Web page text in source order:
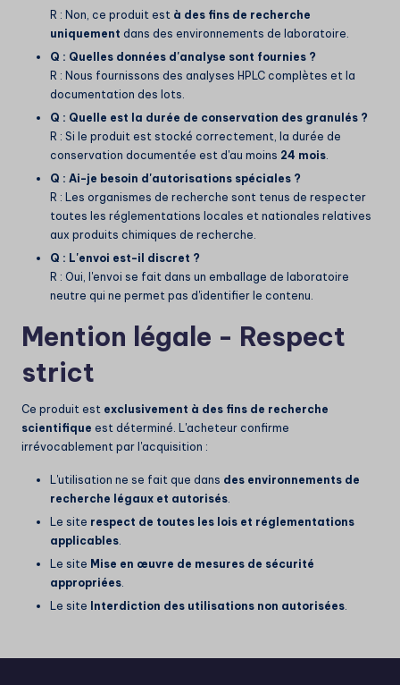
R : Non, ce produit est à des fins de recherche
uniquement dans des environnements de laboratoire.
Q : Quelles données d'analyse sont fournies ?
R : Nous fournissons des analyses HPLC complètes et la
documentation des lots.
Q : Quelle est la durée de conservation des granulés ?
R : Si le produit est stocké correctement, la durée de
conservation documentée est d'au moins 24 mois.
Q : Ai-je besoin d'autorisations spéciales ?
R : Les organismes de recherche sont tenus de respecter
toutes les réglementations locales et nationales relatives
aux produits chimiques de recherche.
Q : L'envoi est-il discret ?
R : Oui, l'envoi se fait dans un emballage de laboratoire
neutre qui ne permet pas d'identifier le contenu.
Mention légale - Respect
strict
Ce produit est exclusivement à des fins de recherche
scientifique est déterminé. L'acheteur confirme
irrévocablement par l'acquisition :
L'utilisation ne se fait que dans des environnements de
recherche légaux et autorisés
Le site respect de toutes les lois et réglementations
applicables
Le site Mise en œuvre de mesures de sécurité
appropriées.
Le site Interdiction des utilisations non autorisées.